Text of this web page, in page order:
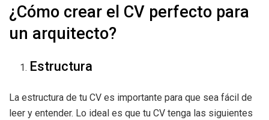
¿Cómo crear el CV perfecto para
un arquitecto?
Estructura
La estructura de tu CV es importante para que sea fácil de
leer y entender. Lo ideal es que tu CV tenga las siguientes